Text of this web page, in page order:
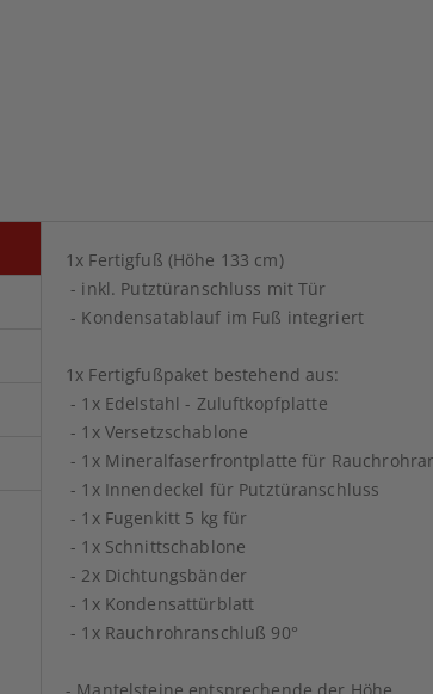
1x Fertigfuß (Höhe 133 cm)
- inkl. Putztüranschluss mit Tür
- Kondensatablauf im Fuß integriert
1x Fertigfußpaket bestehend aus:
- 1x Edelstahl - Zuluftkopfplatte
- 1x Versetzschablone
- 1x Mineralfaserfrontplatte für
- 1x Innendeckel für Putztüranschluss
- 1x Fugenkitt 5 kg für
- 1x Schnittschablone
- 2x Dichtungsbänder
- 1x Kondensattürblatt
- 1x Rauchrohranschluß 90°